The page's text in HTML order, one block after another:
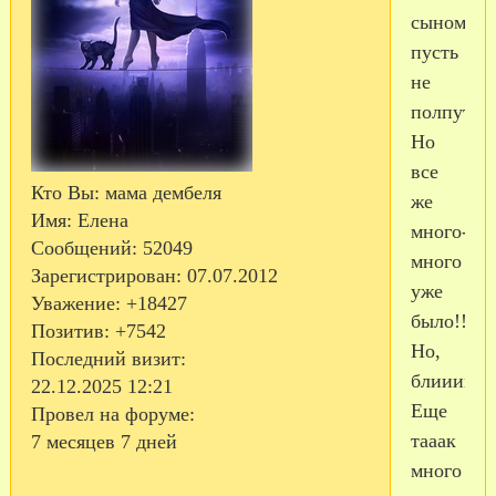
Кто Вы: мама дембеля
Имя: Елена
Сообщений: 52049
Зарегистрирован: 07.07.2012
Уважение: +18427
Позитив: +7542
Последний визит:
22.12.2025 12:21
Провел на форуме:
7 месяцев 7 дней
сыном
пусть
не
полпути,
Но
все
же
много-
много
уже
было!!!!
Но,
Еще
тааак
много